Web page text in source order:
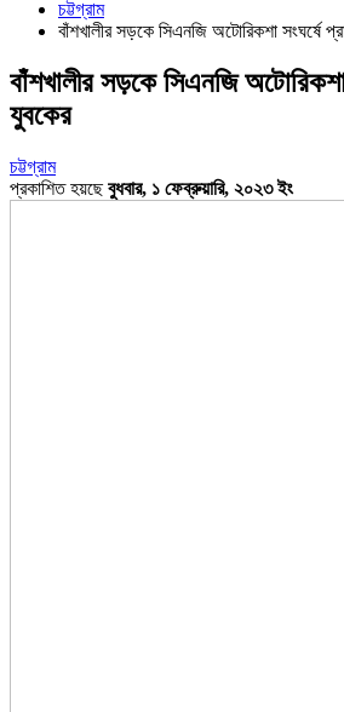
চট্টগ্রাম
বাঁশখালীর সড়কে সিএনজি অটোরিকশা সংঘর্ষে
বাঁশখালীর সড়কে সিএনজি
যুবকের
চট্টগ্রাম
প্রকাশিত হয়ছেবুধবার, ১ ফেব্রুয়ারি, ২০২৩ ইং